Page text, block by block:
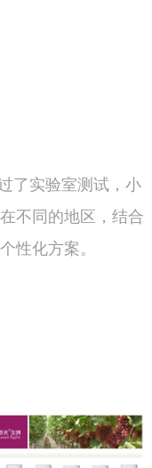
了实验室测试，小
不同的地区，结合
性化方案。